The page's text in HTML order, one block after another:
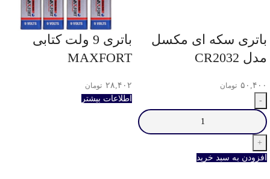
باتری سکه ای مکسل
مدل CR2032
۵۰,۴۰۰ تومان
افزودن به سبد خرید
باتری 9 ولت کتابی
MAXFORT
۲۸,۴۰۲ تومان
اطلاعات بیشتر